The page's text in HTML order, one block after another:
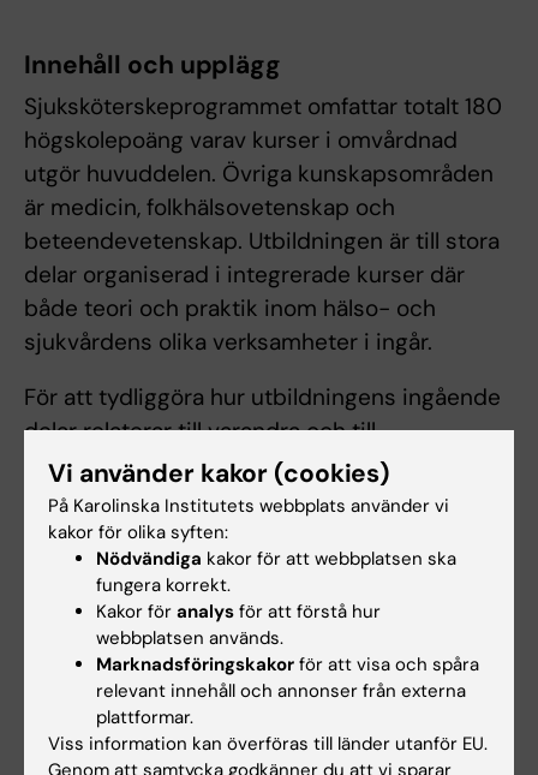
Innehåll och upplägg
Sjuksköterskeprogrammet omfattar totalt 180
högskolepoäng varav kurser i omvårdnad
utgör huvuddelen. Övriga kunskapsområden
är medicin, folkhälsovetenskap och
beteendevetenskap. Utbildningen är till stora
delar organiserad i integrerade kurser där
både teori och praktik inom hälso- och
sjukvårdens olika verksamheter i ingår.
För att tydliggöra hur utbildningens ingående
delar relaterar till varandra och till
utbildningens övergripande mål är
utbildningen indelad dels i tre på varandra
följande teman (se nedan), dels av
kursövergripande moment som studeras
under utbildningen och relateras till
omvårdnadens centrala begrepp. Dessa
moment är etik, sociokulturella aspekter
inklusive genus,
patientsäkerhet,interprofessionellt samarbete
och vetenskaplig teori och metod. Momenten
Vi använder kakor (cookies)
På Karolinska Institutets webbplats använder vi
kakor för olika syften:
Nödvändiga kakor för att webbplatsen ska
fungera korrekt.
Kakor för analys för att förstå hur
webbplatsen används.
Marknadsföringskakor för att visa och spåra
relevant innehåll och annonser från externa
plattformar.
Viss information kan överföras till länder utanför EU.
Genom att samtycka godkänner du att vi sparar